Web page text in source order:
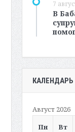
7
В
КАЛЕНДАРЬ
Август 2026
Пн
Вт